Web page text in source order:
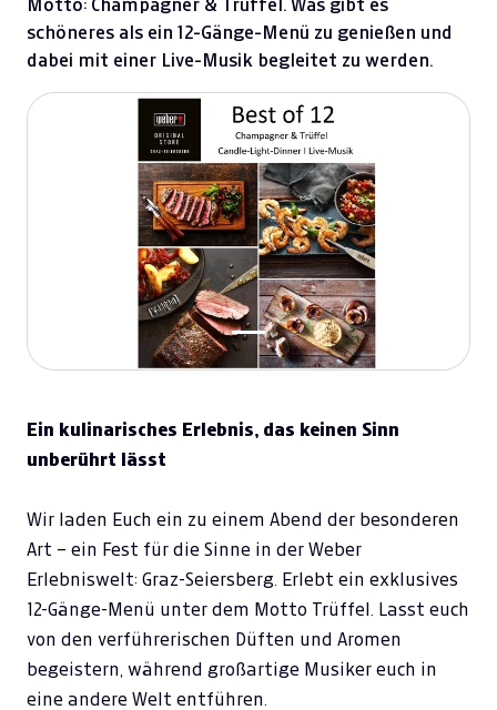
Motto: Champagner & Trüffel. Was gibt es
schöneres als ein 12-Gänge-Menü zu genießen und
dabei mit einer Live-Musik begleitet zu werden.
Ein kulinarisches Erlebnis, das keinen Sinn
unberührt lässt
Wir laden Euch ein zu einem Abend der besonderen
Art – ein Fest für die Sinne in der Weber
Erlebniswelt: Graz-Seiersberg. Erlebt ein exklusives
12-Gänge-Menü unter dem Motto Trüffel. Lasst euch
von den verführerischen Düften und Aromen
begeistern, während großartige Musiker euch in
eine andere Welt entführen.